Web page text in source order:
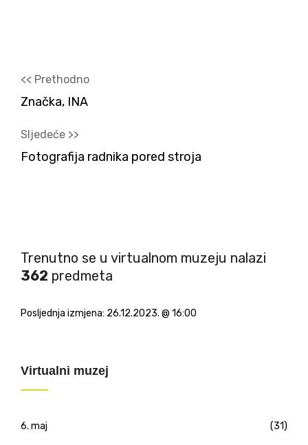
<< Prethodno
Značka, INA
Sljedeće >>
Fotografija radnika pored stroja
Trenutno se u virtualnom muzeju nalazi
362 predmeta
Posljednja izmjena: 26.12.2023. @ 16:00
Virtualni muzej
6. maj (31)